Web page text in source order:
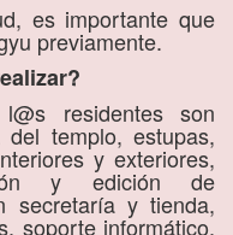
es importante que
previamente.
residentes son
templo, estupas,
y exteriores,
y edición de
secretaría y tienda,
soporte informático,